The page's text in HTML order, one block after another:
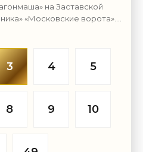
на Заставской
«Московские ворота».
3 4 5
8 9 10